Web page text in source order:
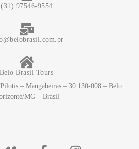
(31) 97546-9554
Belo Brasil Tours
– Mangabeiras – 30.130-008 – Belo
MG – Brasil